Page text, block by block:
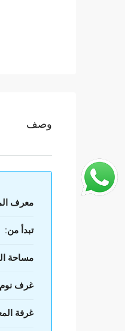
وصف
معرف
تبدأ من:
مساحة
غرف
غرفة